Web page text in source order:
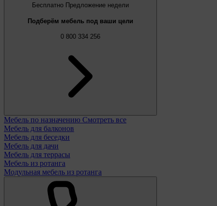
Бесплатно Предложение недели
Подберём мебель под ваши цели
0 800 334 256
Мебель по назначению Смотреть все
Мебель для балконов
Мебель для беседки
Мебель для дачи
Мебель для террасы
Мебель из ротанга
Модульная мебель из ротанга